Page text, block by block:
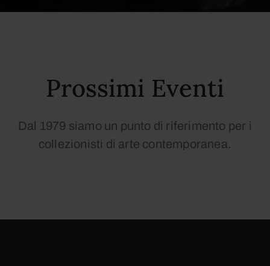
Prossimi Eventi
Dal 1979 siamo un punto di riferimento per i
collezionisti di arte contemporanea.